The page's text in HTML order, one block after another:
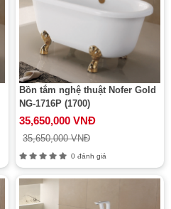
Bồn tắm nghệ thuật Nofer Gold
NG-1716P (1700)
35,650,000 VNĐ
35,650,000 VNĐ
0 đánh giá